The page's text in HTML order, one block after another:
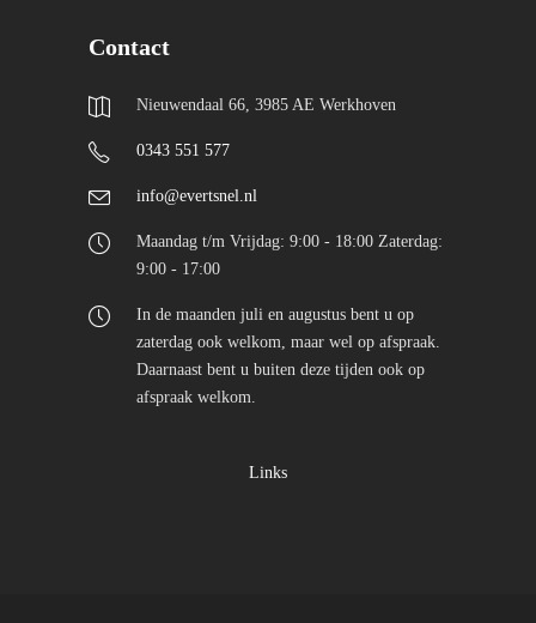
Contact
Nieuwendaal 66, 3985 AE Werkhoven
0343 551 577
info@evertsnel.nl
Maandag t/m Vrijdag: 9:00 - 18:00 Zaterdag:
9:00 - 17:00
In de maanden juli en augustus bent u op
zaterdag ook welkom, maar wel op afspraak.
Daarnaast bent u buiten deze tijden ook op
afspraak welkom.
Links